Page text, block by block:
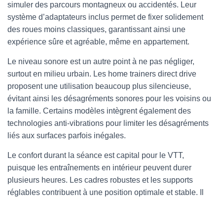
simuler des parcours montagneux ou accidentés. Leur
système d’adaptateurs inclus permet de fixer solidement
des roues moins classiques, garantissant ainsi une
expérience sûre et agréable, même en appartement.
Le niveau sonore est un autre point à ne pas négliger,
surtout en milieu urbain. Les home trainers direct drive
proposent une utilisation beaucoup plus silencieuse,
évitant ainsi les désagréments sonores pour les voisins ou
la famille. Certains modèles intègrent également des
technologies anti-vibrations pour limiter les désagréments
liés aux surfaces parfois inégales.
Le confort durant la séance est capital pour le VTT,
puisque les entraînements en intérieur peuvent durer
plusieurs heures. Les cadres robustes et les supports
réglables contribuent à une position optimale et stable. Il